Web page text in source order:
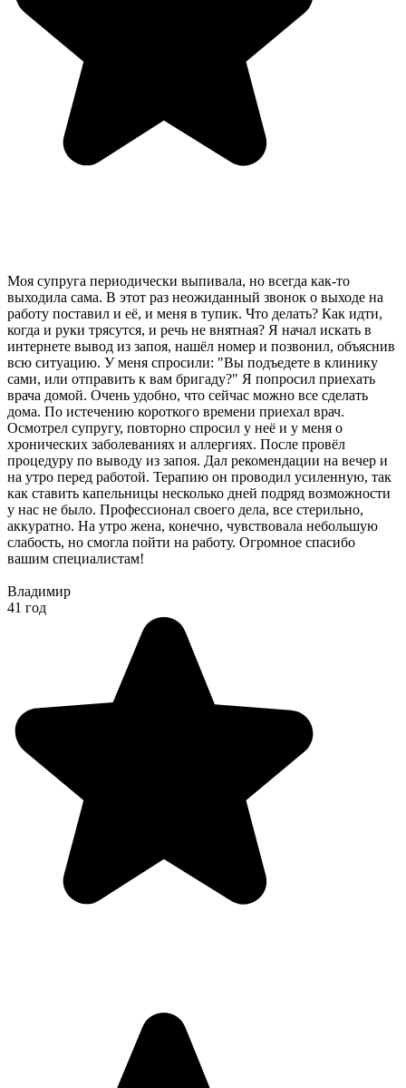
Моя супруга периодически выпивала, но всегда как-то
выходила сама. В этот раз неожиданный звонок о выходе на
работу поставил и её, и меня в тупик. Что делать? Как идти,
когда и руки трясутся, и речь не внятная? Я начал искать в
интернете вывод из запоя, нашёл номер и позвонил, объяснив
всю ситуацию. У меня спросили: "Вы подъедете в клинику
сами, или отправить к вам бригаду?" Я попросил приехать
врача домой. Очень удобно, что сейчас можно все сделать
дома. По истечению короткого времени приехал врач.
Осмотрел супругу, повторно спросил у неё и у меня о
хронических заболеваниях и аллергиях. После провёл
процедуру по выводу из запоя. Дал рекомендации на вечер и
на утро перед работой. Терапию он проводил усиленную, так
как ставить капельницы несколько дней подряд возможности
у нас не было. Профессионал своего дела, все стерильно,
аккуратно. На утро жена, конечно, чувствовала небольшую
слабость, но смогла пойти на работу. Огромное спасибо
вашим специалистам!
Владимир
41 год